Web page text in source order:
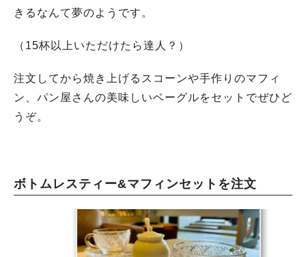
きるなんて夢のようです。
（15杯以上いただけたら達人？）
注文してから焼き上げるスコーンや手作りのマフィ
ン、パン屋さんの美味しいベーグルをセットでぜひど
うぞ。
ボトムレスティー&マフィンセットを注文